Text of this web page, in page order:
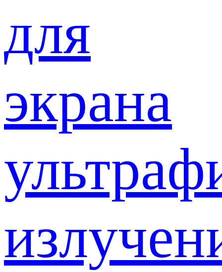
для
экрана